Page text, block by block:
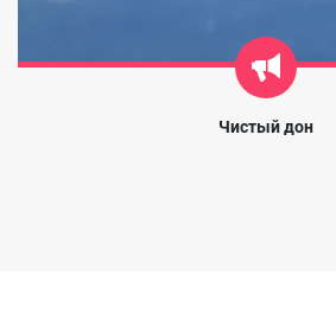
Чистый дон